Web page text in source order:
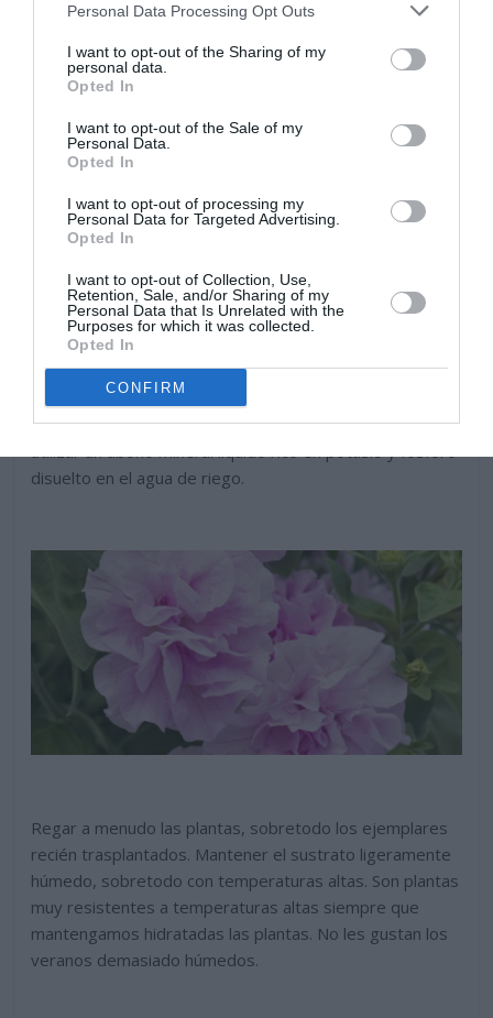
Personal Data Processing Opt Outs
I want to opt-out of the Sharing of my
personal data.
Opted In
I want to opt-out of the Sale of my
Personal Data.
Opted In
I want to opt-out of processing my
Personal Data for Targeted Advertising.
Opted In
I want to opt-out of Collection, Use,
Retention, Sale, and/or Sharing of my
Personal Data that Is Unrelated with the
Purposes for which it was collected.
Opted In
CONFIRM
recortamos.
Prefieren un sustrato rico en nutrientes, que contenga
turba y arena para facilitar un buen drenaje. Abonar una
o dos veces al mes durante la primavera y el verano,
disuelto en el agua de riego.
Regar a menudo las plantas, sobretodo los ejemplares
recién trasplantados. Mantener el sustrato ligeramente
húmedo, sobretodo con temperaturas altas. Son plantas
muy resistentes a temperaturas altas siempre que
mantengamos hidratadas las plantas. No les gustan los
veranos demasiado húmedos.